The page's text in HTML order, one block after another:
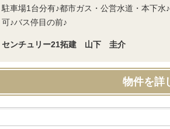
駐車場1台分有♪都市ガス・公営水道・本下
可♪バス停目の前♪
センチュリー21拓建 山下 圭介
物件を詳